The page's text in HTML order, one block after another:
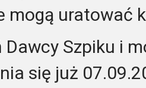
mogą uratować
Dawcy Szpiku i
się już